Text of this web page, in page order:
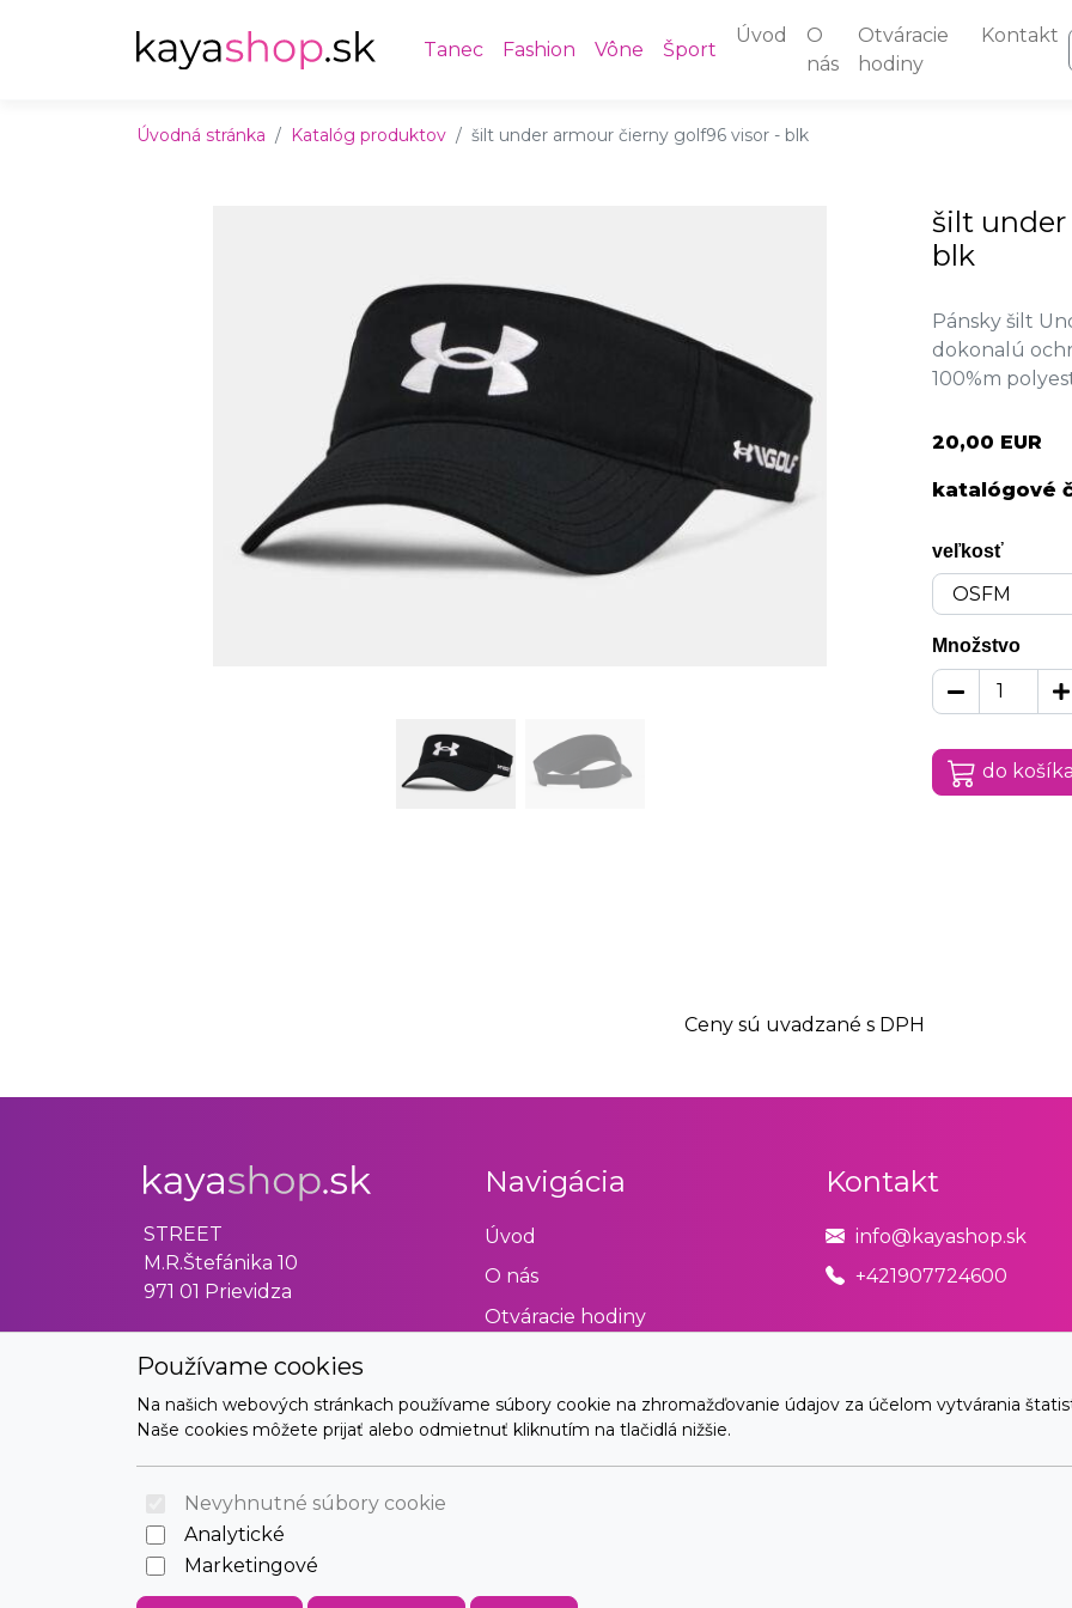
Tanec
Fashion Vône Šport
Úvod
O
nás
Otváracie
hodiny
Kontakt
Úvodná stránka Katalóg produktov šilt under armour čierny golf96 visor - blk
šilt under
blk
Pánsky šilt
dokonalú
100%m
20,00 EUR
katalógové
veľkosť
Množstvo
do
Ceny sú uvadzané s DPH
Používame cookies
Na našich webových stránkach používame súbory cookie na zhromažďovanie údajov za účelom vytvárania
Naše cookies môžete prijať alebo odmietnuť kliknutím na tlačidlá nižšie.
Nevyhnutné súbory cookie
Analytické
Marketingové
STREET
M.R.Štefánika 10
971 01 Prievidza
Navigácia
Úvod
O nás
Otváracie hodiny
Odstúpiť od zmluvy tu
Kontakt
Kontakt
info@kayashop.sk
+421907724600